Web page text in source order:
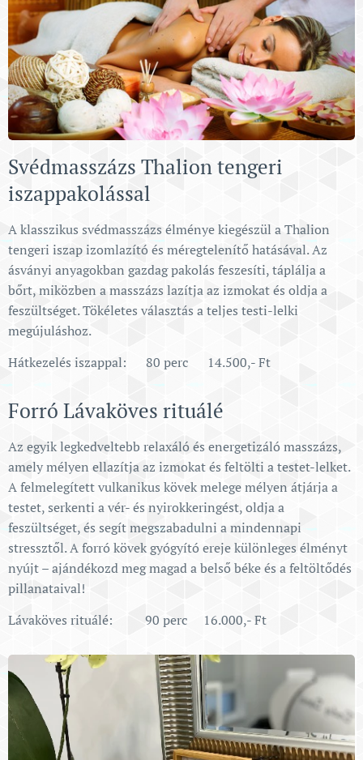
Svédmasszázs Thalion tengeri
iszappakolással
A klasszikus svédmasszázs élménye kiegészül a Thalion
tengeri iszap izomlazító és méregtelenítő hatásával. Az
ásványi anyagokban gazdag pakolás feszesíti, táplálja a
bőrt, miközben a masszázs lazítja az izmokat és oldja a
feszültséget. Tökéletes választás a teljes testi-lelki
megújuláshoz.
Hátkezelés iszappal: 80 perc 14.500,- Ft
Forró Lávaköves rituálé
Az egyik legkedveltebb relaxáló és energetizáló masszázs,
amely mélyen ellazítja az izmokat és feltölti a testet-lelket.
A felmelegített vulkanikus kövek melege mélyen átjárja a
testet, serkenti a vér- és nyirokkeringést, oldja a
feszültséget, és segít megszabadulni a mindennapi
stressztől. A forró kövek gyógyító ereje különleges élményt
nyújt – ajándékozd meg magad a belső béke és a feltöltődés
pillanataival!
Lávaköves rituálé: 90 perc 16.000,- Ft